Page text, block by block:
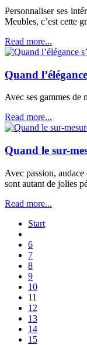
Personnaliser ses
Meubles, c’est cette
Read more...
Quand
Avec ses gammes de
Read more...
Quand le sur-
Avec passion,
sont autant de jolies
Read more...
Start
6
7
8
9
10
11
12
13
14
15